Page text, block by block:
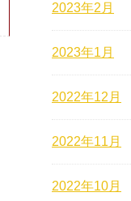
2023年2月
2023年1月
2022年12月
2022年11月
2022年10月